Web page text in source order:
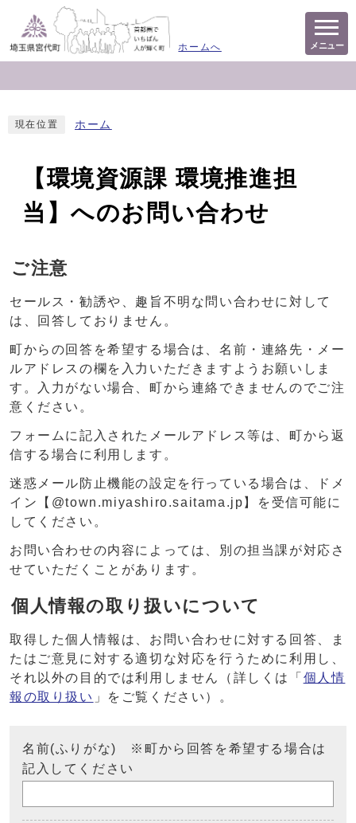
ホームへ メニュー
現在位置 ホーム
【環境資源課 環境推進担
当】へのお問い合わせ
ご注意
セールス・勧誘や、趣旨不明な問い合わせに対して
は、回答しておりません。
町からの回答を希望する場合は、名前・連絡先・メー
ルアドレスの欄を入力いただきますようお願いしま
す。入力がない場合、町から連絡できませんのでご注
意ください。
フォームに記入されたメールアドレス等は、町から返
信する場合に利用します。
迷惑メール防止機能の設定を行っている場合は、ドメ
イン【@town.miyashiro.saitama.jp】を受信可能に
してください。
お問い合わせの内容によっては、別の担当課が対応さ
せていただくことがあります。
個人情報の取り扱いについて
取得した個人情報は、お問い合わせに対する回答、ま
たはご意見に対する適切な対応を行うために利用し、
それ以外の目的では利用しません（詳しくは「 個人情
報の取り扱い 」をご覧ください）。
名前(ふりがな) ※町から回答を希望する場合は
記入してください